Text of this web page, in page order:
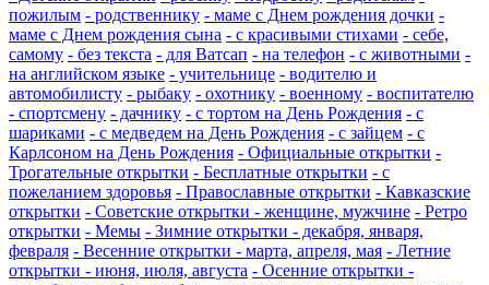
пожилым - родственнику - маме с Днем рождения дочки -
маме с Днем рождения сына - с красивыми стихами - себе,
самому - без текста - для Ватсап - на телефон - с животными -
на английском языке - учительнице - водителю и
автомобилисту - рыбаку - охотнику - военному - воспитателю
- спортсмену - дачнику - с тортом на День Рождения - с
шариками - с медведем на День Рождения - с зайцем - с
Карлсоном на День Рождения - Официальные открытки -
Трогательные открытки - Бесплатные открытки - с
пожеланием здоровья - Православные открытки - Кавказские
открытки - Советские открытки - женщине, мужчине - Ретро
открытки - Мемы - Зимние открытки - декабря, января,
февраля - Весенние открытки - марта, апреля, мая - Летние
открытки - июня, июля, августа - Осенние открытки -